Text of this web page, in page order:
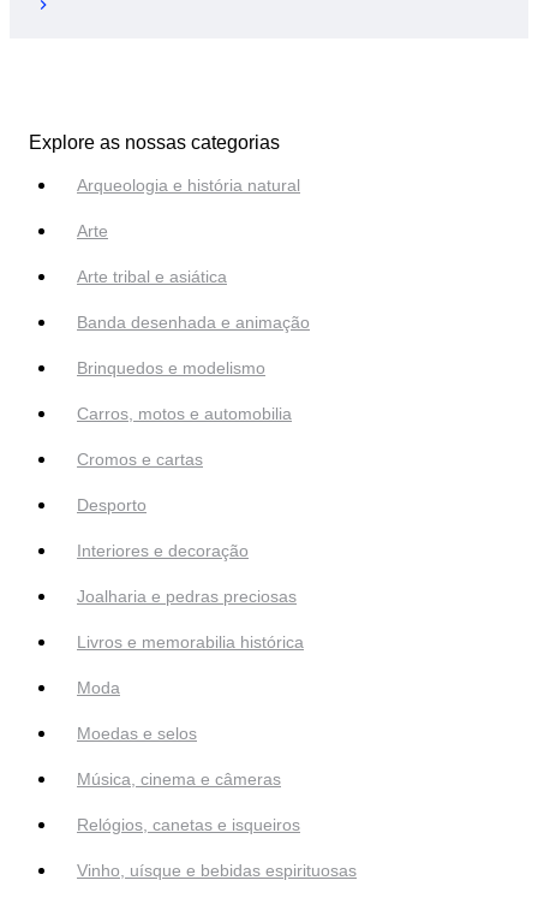
Explore as nossas categorias
Arqueologia e história natural
Arte
Arte tribal e asiática
Banda desenhada e animação
Brinquedos e modelismo
Carros, motos e automobilia
Cromos e cartas
Desporto
Interiores e decoração
Joalharia e pedras preciosas
Livros e memorabilia histórica
Moda
Moedas e selos
Música, cinema e câmeras
Relógios, canetas e isqueiros
Vinho, uísque e bebidas espirituosas